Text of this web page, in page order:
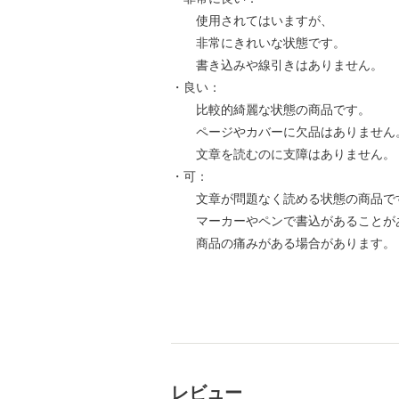
使用されてはいますが、
非常にきれいな状態です。
書き込みや線引きはありません。
・良い：
比較的綺麗な状態の商品です。
ページやカバーに欠品はありません
文章を読むのに支障はありません。
・可：
文章が問題なく読める状態の商品で
マーカーやペンで書込があることが
商品の痛みがある場合があります。
レビュー